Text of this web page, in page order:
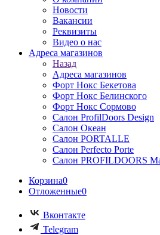
Новости
Вакансии
Реквизиты
Видео о нас
Адреса магазинов
Назад
Адреса магазинов
Форт Нокс Бекетова
Форт Нокс Белинского
Форт Нокс Сормово
Салон ProfilDoors Design
Салон Океан
Салон PORTALLE
Салон Perfecto Portе
Салон PROFILDOORS
Корзина0
Отложенные0
Вконтакте
Telegram